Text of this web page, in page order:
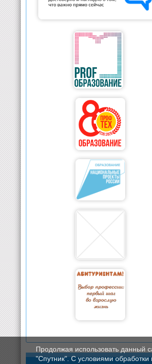
Продолжая использовать данный
"Спутник". С условиями